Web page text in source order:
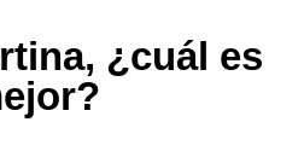
¿cuál es